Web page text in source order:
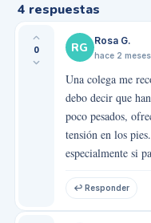
4 respuestas
0 RG Rosa G.
hace 2 meses
Una colega me
debo decir que
poco pesados,
tensión en los
especialmente si
↩ Responder